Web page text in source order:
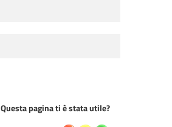
Questa pagina ti è stata utile?